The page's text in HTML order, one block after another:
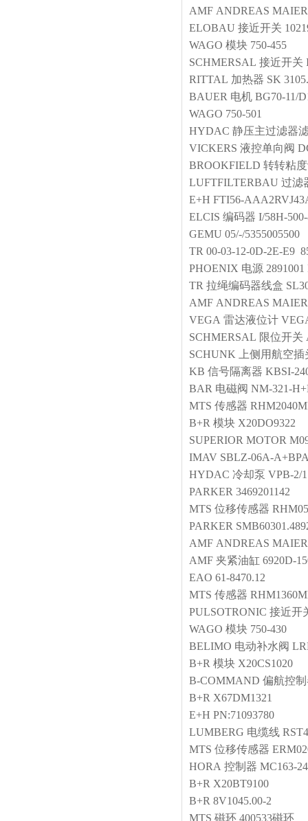
AMF ANDREAS
ELOBAU 接近开关
WAGO 模块 750-455
SCHMERSAL 接近开关
RITTAL 加热器 SK
BAUER 电机 BG70-11/
WAGO 750-501
HYDAC 静压主过滤器
VICKERS 液控单向阀
BROOKFIELD 转转粘
LUFTFILTERBAU 过滤
E+H FTI56-
ELCIS 编码器 I/58H-
GEMU 05/-/5355005500
TR 00-03-12-0D-2E-E9
PHOENIX 电源
TR 拉绳编码器线盒
AMF ANDREAS
VEGA 雷达液位计
SCHMERSAL 限位开关
SCHUNK
上侧用航空
KB 信号隔离器 KBSI-
BAR 电磁阀 NM-321-
MTS 传感器
B+R 模块 X20DO9322
SUPERIOR MOTOR
IMAV SBLZ-06A-
HYDAC 冷却泵 VPB-2/
PARKER 3469201142
MTS 位移传感器
PARKER
AMF ANDREAS
AMF 夹紧油缸 6920D-
EAO 61-8470.12
MTS 传感器
PULSOTRONIC 接近开
WAGO 模块 750-430
BELIMO 电动补水阀
B+R 模块 X20CS1020
B-COMMAND 偏航控
B+R X67DM1321
E+H PN:71093780
LUMBERG 电缆线
MTS 位移传感器
HORA 控制器 MC163-
B+R X20BT9100
B+R 8V1045.00-2
MTS 磁环 400533磁环